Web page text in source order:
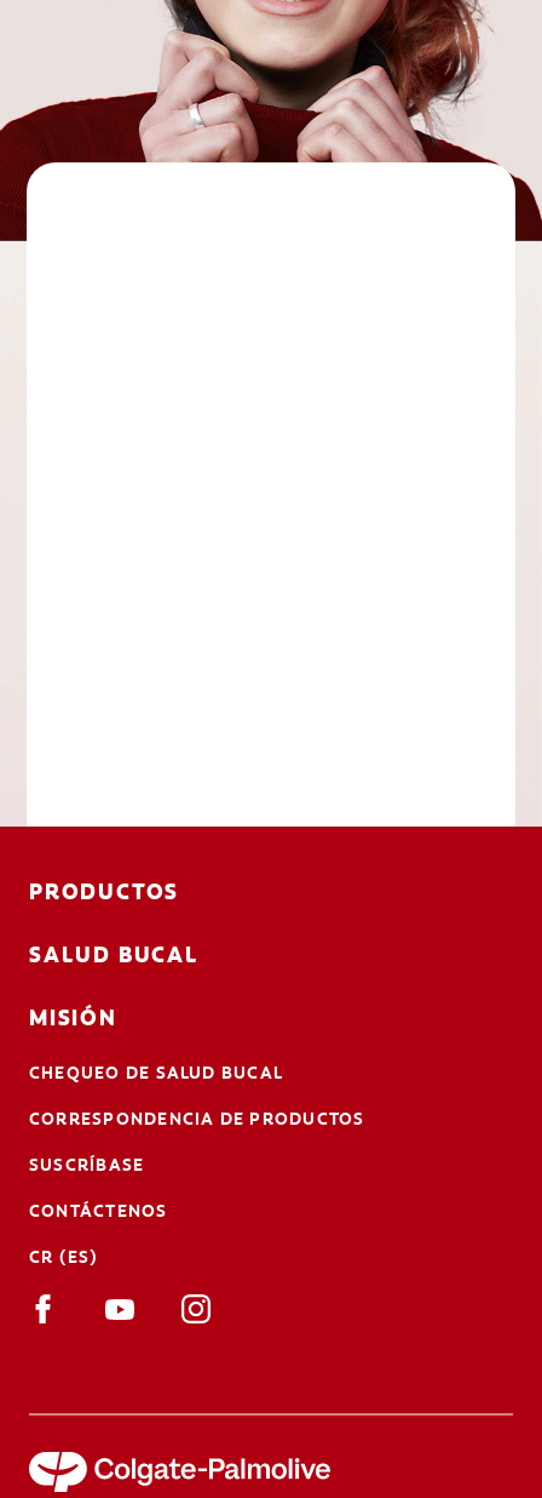
PRODUCTOS
SALUD BUCAL
MISIÓN
CHEQUEO DE SALUD BUCAL
CORRESPONDENCIA DE PRODUCTOS
SUSCRÍBASE
CONTÁCTENOS
CR (ES)